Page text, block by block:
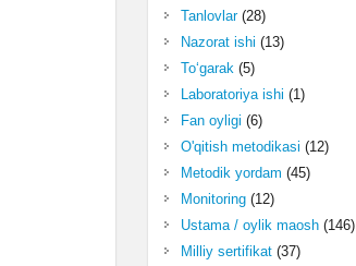
Tanlovlar(28)
Nazorat ishi (13)
To‘garak(5)
Laboratoriya ishi (1)
Fan oyligi (6)
O'qitish metodikasi (12)
Metodik yordam (45)
Monitoring(12)
Ustama / oylik maosh(146)
Milliy sertifikat(37)